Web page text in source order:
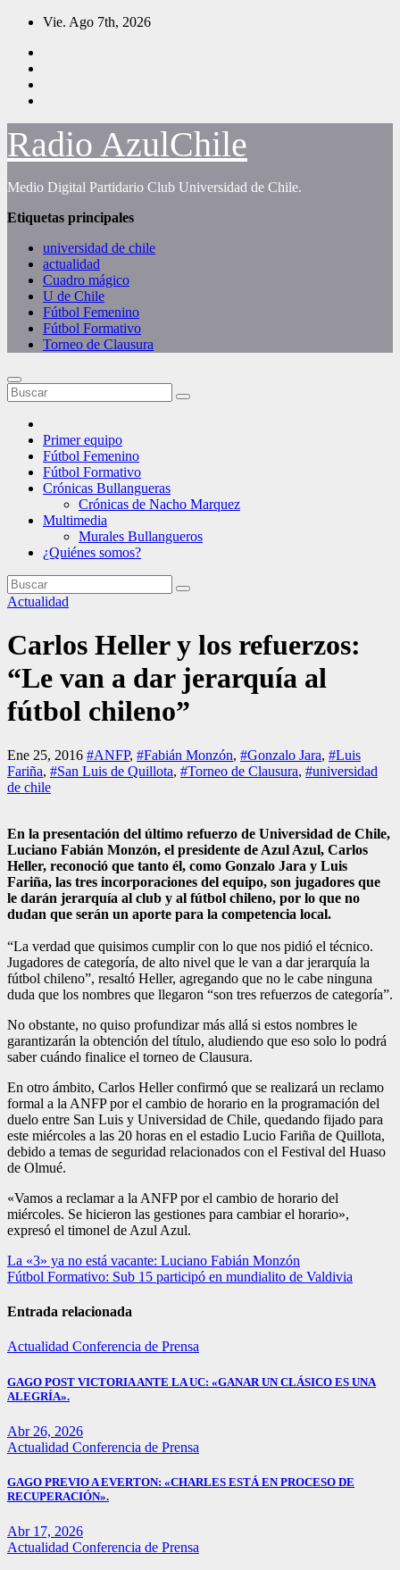
Saltar
contenido
Vie. Ago 7th, 2026
Radio AzulChile
Medio Digital Partidario Club Universidad de Chile.
Etiquetas principales
universidad de chile
actualidad
Cuadro mágico
U de Chile
Fútbol Femenino
Fútbol Formativo
Torneo de Clausura
Primer equipo
Fútbol Femenino
Fútbol Formativo
Crónicas Bullangueras
Crónicas de Nacho Marquez
Multimedia
Murales Bullangueros
¿Quiénes somos?
Actualidad
Carlos Heller y los refuerzos:
“Le van a dar jerarquía al
fútbol chileno”
Ene 25, 2016 #ANFP, #Fabián Monzón, #Gonzalo Jara, #Luis
Fariña, #San Luis de Quillota, #Torneo de Clausura, #universidad
de chile
En la presentación del último refuerzo de Universidad de Chile,
Luciano Fabián Monzón, el presidente de Azul Azul, Carlos
Heller, reconoció que tanto él, como Gonzalo Jara y Luis
Fariña, las tres incorporaciones del equipo, son jugadores que
le darán jerarquía al club y al fútbol chileno, por lo que no
dudan que serán un aporte para la competencia local.
“La verdad que quisimos cumplir con lo que nos pidió el técnico.
Jugadores de categoría, de alto nivel que le van a dar jerarquía la
fútbol chileno”, resaltó Heller, agregando que no le cabe ninguna
duda que los nombres que llegaron “son tres refuerzos de categoría”.
No obstante, no quiso profundizar más allá si estos nombres le
garantizarán la obtención del título, aludiendo que eso solo lo podrá
saber cuándo finalice el torneo de Clausura.
En otro ámbito, Carlos Heller confirmó que se realizará un reclamo
formal a la ANFP por el cambio de horario en la programación del
duelo entre San Luis y Universidad de Chile, quedando fijado para
este miércoles a las 20 horas en el estadio Lucio Fariña de Quillota,
debido a temas de seguridad relacionados con el Festival del Huaso
de Olmué.
«Vamos a reclamar a la ANFP por el cambio de horario del
miércoles. Se hicieron las gestiones para cambiar el horario»,
expresó el timonel de Azul Azul.
Navegación
de
entradas
La «3» ya no está vacante: Luciano Fabián Monzón
Fútbol Formativo: Sub 15 participó en mundialito de Valdivia
Entrada relacionada
Actualidad Conferencia de Prensa
GAGO POST VICTORIA ANTE LA UC: «GANAR UN CLÁSICO ES UNA
ALEGRÍA».
Abr 26, 2026
Actualidad Conferencia de Prensa
GAGO PREVIO A EVERTON: «CHARLES ESTÁ EN PROCESO DE
RECUPERACIÓN».
Abr 17, 2026
Actualidad Conferencia de Prensa